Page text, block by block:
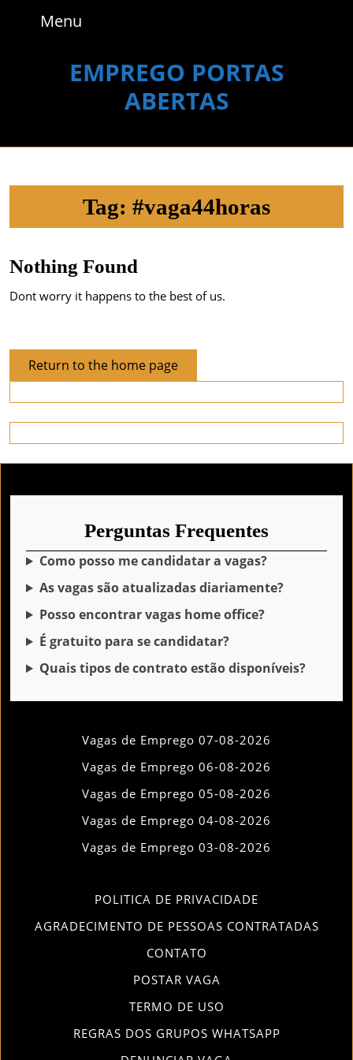
Menu
EMPREGO PORTAS
ABERTAS
Tag: #vaga44horas
Nothing Found
Dont worry it happens to the best of us.
Return to the home pageReturn
to
the
home
page
Perguntas Frequentes
Como posso me candidatar a vagas?
As vagas são atualizadas diariamente?
Posso encontrar vagas home office?
É gratuito para se candidatar?
Quais tipos de contrato estão disponíveis?
Vagas de Emprego 07-08-2026
Vagas de Emprego 06-08-2026
Vagas de Emprego 05-08-2026
Vagas de Emprego 04-08-2026
Vagas de Emprego 03-08-2026
POLITICA DE PRIVACIDADE
AGRADECIMENTO DE PESSOAS CONTRATADAS
CONTATO
POSTAR VAGA
TERMO DE USO
REGRAS DOS GRUPOS WHATSAPP